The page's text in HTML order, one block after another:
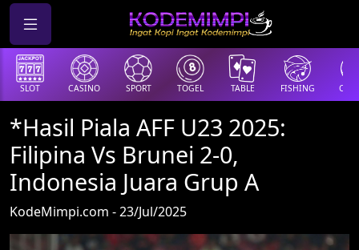
SLOT CASINO SPORT TOGEL TABLE FISHING
*Hasil Piala AFF U23 2025:
Filipina Vs Brunei 2-0,
Indonesia Juara Grup A
KodeMimpi.com - 23/Jul/2025